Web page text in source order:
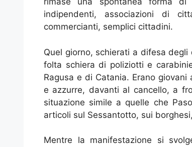
indipendenti, associazioni di
commercianti, semplici cittadini.
Quel giorno, schierati a difesa degli
folta schiera di poliziotti e
Ragusa e di Catania. Erano
e azzurre, davanti al cancello, a
situazione simile a quelle che
articoli sul Sessantotto, sui
Mentre la manifestazione si